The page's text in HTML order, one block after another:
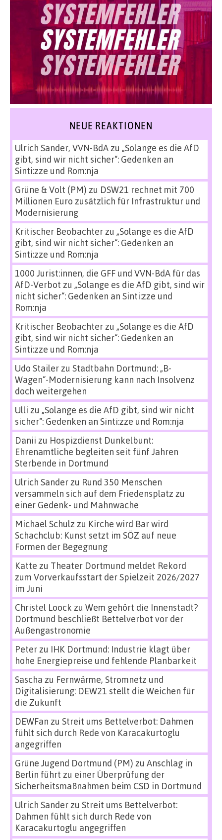
NEUE REAKTIONEN
Ulrich Sander, VVN-BdAzu „Solange es die AfD
gibt, sind wir nicht sicher“: Gedenken an
Sinti:zze und Rom:nja
Grüne & Volt (PM) zu DSW21 rechnet mit 700
Millionen Euro zusätzlich für Infrastruktur und
Modernisierung
Kritischer Beobachterzu „Solange es die AfD
gibt, sind wir nicht sicher“: Gedenken an
Sinti:zze und Rom:nja
1000 Jurist:innen, die GFF und VVN-BdA für das
AfD-Verbot zu „Solange es die AfD gibt, sind wir
nicht sicher“: Gedenken an Sinti:zze und
Rom:nja
Kritischer Beobachterzu „Solange es die AfD
gibt, sind wir nicht sicher“: Gedenken an
Sinti:zze und Rom:nja
Udo Stailerzu Stadtbahn Dortmund: „B-
Wagen“-Modernisierung kann nach Insolvenz
doch weitergehen
Ulli zu „Solange es die AfD gibt, sind wir nicht
sicher“: Gedenken an Sinti:zze und Rom:nja
Danii zu Hospizdienst Dunkelbunt:
Ehrenamtliche begleiten seit fünf Jahren
Sterbende in Dortmund
Ulrich Sanderzu Rund 350 Menschen
versammeln sich auf dem Friedensplatz zu
einer Gedenk- und Mahnwache
Michael Schulz zu Kirche wird Bar wird
Schachclub: Kunst setzt im SÖZ auf neue
Formen der Begegnung
Katte zu Theater Dortmund meldet Rekord
zum Vorverkaufsstart der Spielzeit 2026/2027
im Juni
Christel Loock zu Wem gehört die Innenstadt?
Dortmund beschließt Bettelverbot vor der
Außengastronomie
Peterzu IHK Dortmund: Industrie klagt über
hohe Energiepreise und fehlende Planbarkeit
Sascha zu Fernwärme, Stromnetz und
Digitalisierung: DEW21 stellt die Weichen für
die Zukunft
DEWFan zu Streit ums Bettelverbot: Dahmen
fühlt sich durch Rede von Karacakurtoglu
angegriffen
Grüne Jugend Dortmund (PM) zu Anschlag in
Berlin führt zu einer Überprüfung der
Sicherheitsmaßnahmen beim CSD in Dortmund
Ulrich Sanderzu Streit ums Bettelverbot:
Dahmen fühlt sich durch Rede von
Karacakurtoglu angegriffen